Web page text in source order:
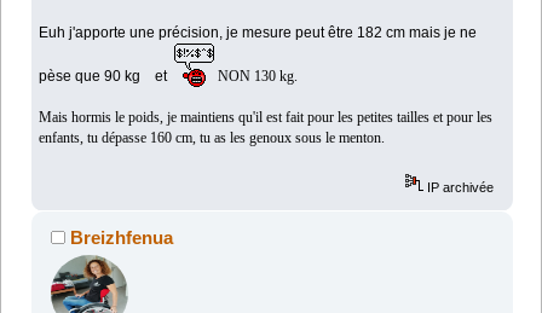
Euh j'apporte une précision, je mesure peut être 182 cm mais je ne
pèse que 90 kg et NON 130 kg.
Mais hormis le poids, je maintiens qu'il est fait pour les petites tailles et pour les
enfants, tu dépasse 160 cm, tu as les genoux sous le menton.
IP archivée
Breizhfenua